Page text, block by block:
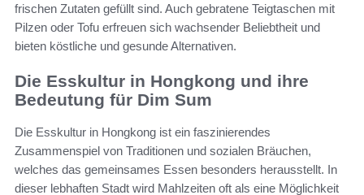
frischen Zutaten gefüllt sind. Auch gebratene Teigtaschen mit
Pilzen oder Tofu erfreuen sich wachsender Beliebtheit und
bieten köstliche und gesunde Alternativen.
Die Esskultur in Hongkong und ihre
Bedeutung für Dim Sum
Die Esskultur in Hongkong ist ein faszinierendes
Zusammenspiel von Traditionen und sozialen Bräuchen,
welches das gemeinsames Essen besonders herausstellt. In
dieser lebhaften Stadt wird Mahlzeiten oft als eine Möglichkeit